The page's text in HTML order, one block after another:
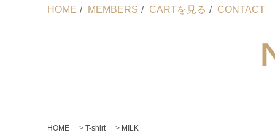
HOME / MEMBERS / CARTを見る / CONTACT
HOME > T-shirt > MILK